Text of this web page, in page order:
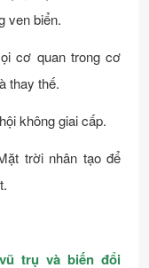
ven biển.
cơ quan trong cơ
thay thế.
không giai cấp.
trời nhân tạo để
trụ và biến đổi